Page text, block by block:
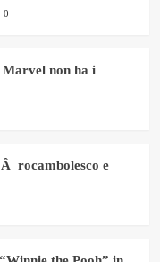
0
non ha i
rocambolesco e